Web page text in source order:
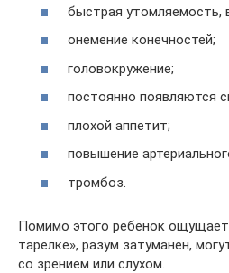
быстрая утомляемость,
онемение конечностей;
головокружение;
постоянно появляются
плохой аппетит;
повышение
тромбоз.
Помимо этого ребёнок ощущает
тарелке», разум затуманен,
со зрением или слухом.